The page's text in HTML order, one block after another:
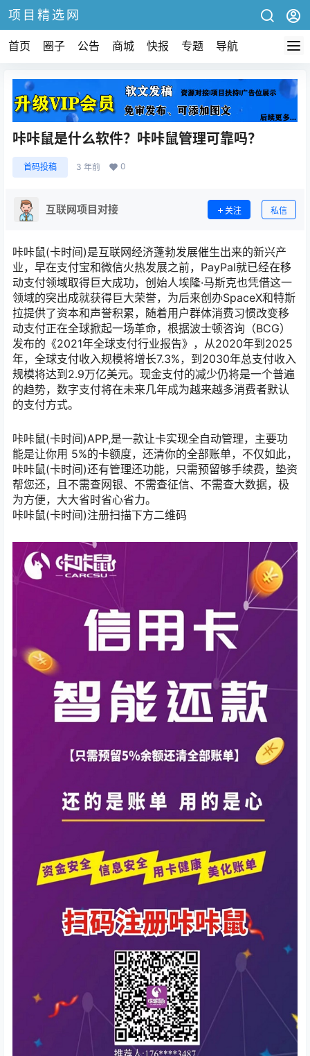
项目精选网
首页 圈子 公告 商城 快报 专题 导航
咔咔鼠是什么软件？咔咔鼠管理可靠吗？
首码投稿 3 年前 0
互联网项目对接 关注 私信
咔咔鼠(卡时间)是互联网经济蓬勃发展催生出来的新兴产
业，早在支付宝和微信火热发展之前，PayPal就已经在移
动支付领域取得巨大成功，创始人埃隆·马斯克也凭借这一
领域的突出成就获得巨大荣誉，为后来创办SpaceX和特斯
拉提供了资本和声誉积累，随着用户群体消费习惯改变移
动支付正在全球掀起一场革命，根据波士顿咨询（BCG）
发布的《2021年全球支付行业报告》，从2020年到2025
年，全球支付收入规模将增长7.3%，到2030年总支付收入
规模将达到2.9万亿美元。现金支付的减少仍将是一个普遍
的趋势，数字支付将在未来几年成为越来越多消费者默认
的支付方式。
咔咔鼠(卡时间)APP,是一款让卡实现全自动管理，主要功
能是让你用 5%的卡额度，还清你的全部账单，不仅如此，
咔咔鼠(卡时间)还有管理还功能，只需预留够手续费，垫资
帮您还，且不需查网银、不需查征信、不需查大数据，极
为方便，大大省时省心省力。
咔咔鼠(卡时间)注册扫描下方二维码